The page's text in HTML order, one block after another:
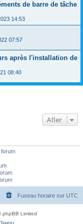
de barre de tâche
14:53
07:57
après l'installation de
08:40
Aller
Fuseau horaire sur UTC
phpBB Limited